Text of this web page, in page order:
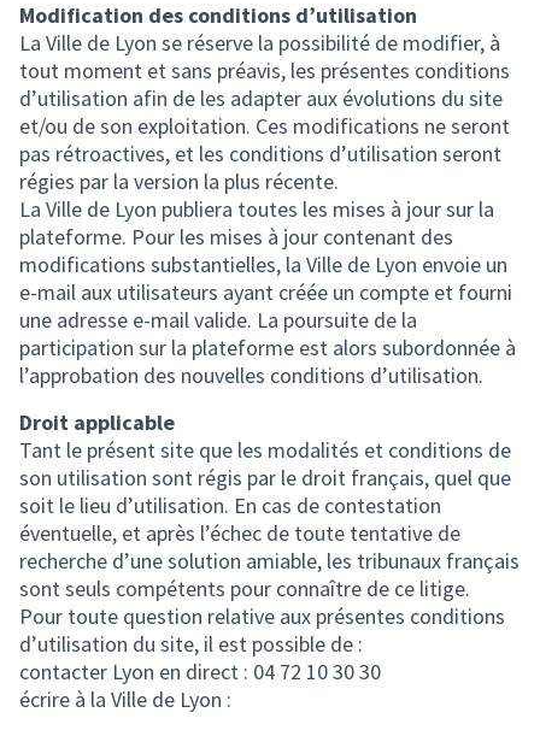
Modification des conditions d’utilisation
La Ville de Lyon se réserve la possibilité de modifier, à
tout moment et sans préavis, les présentes conditions
d’utilisation afin de les adapter aux évolutions du site
et/ou de son exploitation. Ces modifications ne seront
pas rétroactives, et les conditions d’utilisation seront
régies par la version la plus récente.
La Ville de Lyon publiera toutes les mises à jour sur la
plateforme. Pour les mises à jour contenant des
modifications substantielles, la Ville de Lyon envoie un
e-mail aux utilisateurs ayant créée un compte et fourni
une adresse e-mail valide. La poursuite de la
participation sur la plateforme est alors subordonnée à
l’approbation des nouvelles conditions d’utilisation.
Droit applicable
Tant le présent site que les modalités et conditions de
son utilisation sont régis par le droit français, quel que
soit le lieu d’utilisation. En cas de contestation
éventuelle, et après l’échec de toute tentative de
recherche d’une solution amiable, les tribunaux français
sont seuls compétents pour connaître de ce litige.
Pour toute question relative aux présentes conditions
d’utilisation du site, il est possible de :
contacter Lyon en direct : 04 72 10 30 30
écrire à la Ville de Lyon :